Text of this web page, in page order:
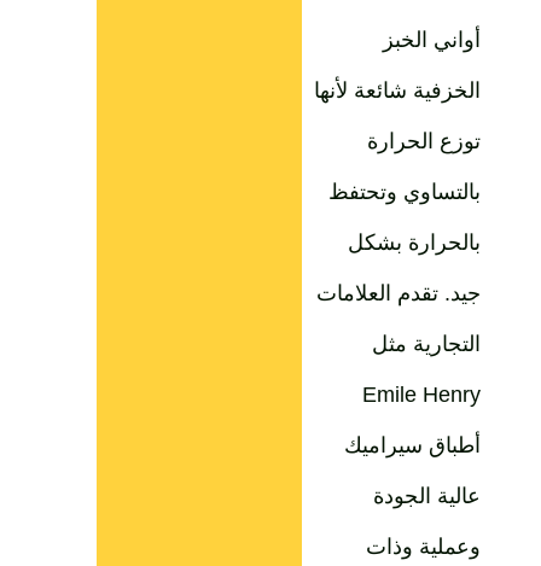
أواني الخبز
الخزفية شائعة لأنها
توزع الحرارة
بالتساوي وتحتفظ
بالحرارة بشكل
جيد. تقدم العلامات
التجارية مثل
Emile Henry
أطباق سيراميك
عالية الجودة
وعملية وذات